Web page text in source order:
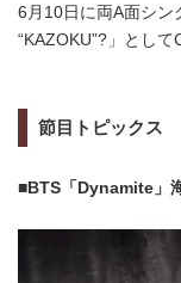
6月10日に両A面シン
“KAZOKU”?」として
節目トピックス
■BTS「Dynamite」